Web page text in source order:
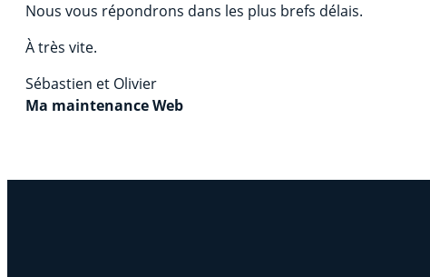
Nous vous répondrons dans les plus brefs délais.
À très vite.
Sébastien et Olivier
Ma maintenance Web